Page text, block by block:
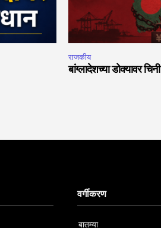
राजकीय
बांग्लादेशच्या डोक्यावर
वर्गीकरण
बातम्या